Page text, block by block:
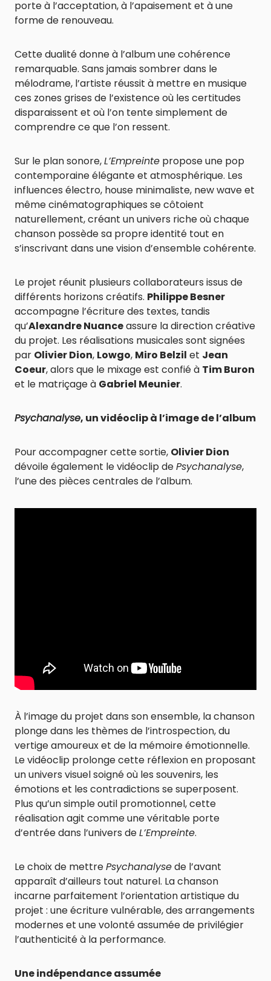
porte à l’acceptation, à l’apaisement et à une
forme de renouveau.
Cette dualité donne à l’album une cohérence
remarquable. Sans jamais sombrer dans le
mélodrame, l’artiste réussit à mettre en musique
ces zones grises de l’existence où les certitudes
disparaissent et où l’on tente simplement de
comprendre ce que l’on ressent.
Sur le plan sonore,L’Empreinte propose une pop
contemporaine élégante et atmosphérique. Les
influences électro, house minimaliste, new wave et
même cinématographiques se côtoient
naturellement, créant un univers riche où chaque
chanson possède sa propre identité tout en
s’inscrivant dans une vision d’ensemble cohérente.
Le projet réunit plusieurs collaborateurs issus de
différents horizons créatifs. Philippe Besner
accompagne l’écriture des textes, tandis
qu’Alexandre Nuanceassure la direction créative
du projet. Les réalisations musicales sont signées
par Olivier Dion, Lowgo, Miro Belzil et Jean
Coeur, alors que le mixage est confié à Tim Buron
et le matriçage à Gabriel Meunier.
Psychanalyse, un vidéoclip à l’image de l’album
Pour accompagner cette sortie, Olivier Dion
dévoile également le vidéoclip dePsychanalyse,
l’une des pièces centrales de l’album.
À l’image du projet dans son ensemble, la chanson
plonge dans les thèmes de l’introspection, du
vertige amoureux et de la mémoire émotionnelle.
Le vidéoclip prolonge cette réflexion en proposant
un univers visuel soigné où les souvenirs, les
émotions et les contradictions se superposent.
Plus qu’un simple outil promotionnel, cette
réalisation agit comme une véritable porte
d’entrée dans l’univers deL’Empreinte.
Le choix de mettrePsychanalysede l’avant
apparaît d’ailleurs tout naturel. La chanson
incarne parfaitement l’orientation artistique du
projet : une écriture vulnérable, des arrangements
modernes et une volonté assumée de privilégier
l’authenticité à la performance.
Une indépendance assumée